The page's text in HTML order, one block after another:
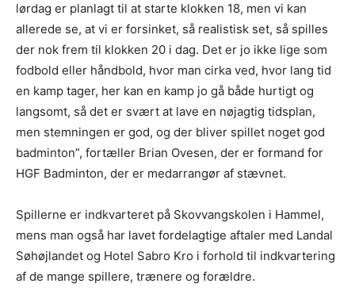
lørdag er planlagt til at starte klokken 18, men vi kan
allerede se, at vi er forsinket, så realistisk set, så spilles
der nok frem til klokken 20 i dag. Det er jo ikke lige som
fodbold eller håndbold, hvor man cirka ved, hvor lang tid
en kamp tager, her kan en kamp jo gå både hurtigt og
langsomt, så det er svært at lave en nøjagtig tidsplan,
men stemningen er god, og der bliver spillet noget god
badminton”, fortæller Brian Ovesen, der er formand for
HGF Badminton, der er medarrangør af stævnet.
Spillerne er indkvarteret på Skovvangskolen i Hammel,
mens man også har lavet fordelagtige aftaler med Landal
Søhøjlandet og Hotel Sabro Kro i forhold til indkvartering
af de mange spillere, trænere og forældre.